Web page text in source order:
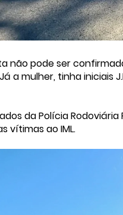
não pode ser
a mulher, tinha iniciais
da Polícia
vítimas ao IML.